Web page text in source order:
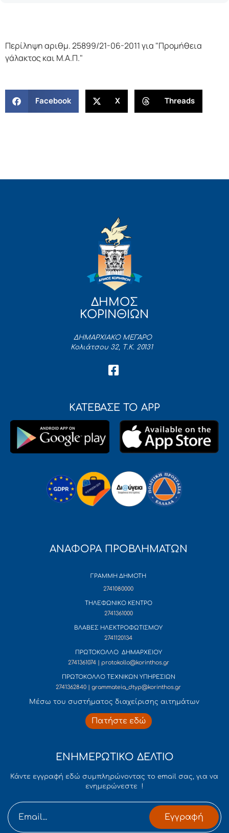
Περίληψη αριθμ. 25899/21-06-2011 για "Προμήθεια
γάλακτος και Μ.Α.Π."
Facebook X Threads
ΔΗΜΟΣ
ΚΟΡΙΝΘΙΩΝ
ΔΗΜΑΡΧΙΑΚΟ ΜΕΓΑΡΟ
Κολιάτσου 32, Τ.Κ. 20131
ΚΑΤΕΒΑΣΕ ΤΟ APP
ΑΝΑΦΟΡΑ ΠΡΟΒΛΗΜΑΤΩΝ
ΓΡΑΜΜΗ ΔΗΜΟΤΗ
2741080000
ΤΗΛΕΦΩΝΙΚΟ ΚΕΝΤΡΟ
2741361000
ΒΛΑΒΕΣ ΗΛΕΚΤΡΟΦΩΤΙΣΜΟΥ
2741120134
ΠΡΩΤΟΚΟΛΛΟ ΔΗΜΑΡΧΕΙΟΥ
2741361074 | protokollo@korinthos.gr
ΠΡΩΤΟΚΟΛΛΟ ΤΕΧΝΙΚΩΝ ΥΠΗΡΕΣΙΩΝ
2741362840 | grammateia_dtyp@korinthos.gr
Mέσω του συστήματος διαχείρισης αιτημάτων
Πατήστε εδώ
ΕΝΗΜΕΡΩΤΙΚΟ ΔΕΛΤΙΟ
Κάντε εγγραφή εδώ συμπληρώνοντας το email σας, για να
ενημερώνεστε !
Εγγραφή